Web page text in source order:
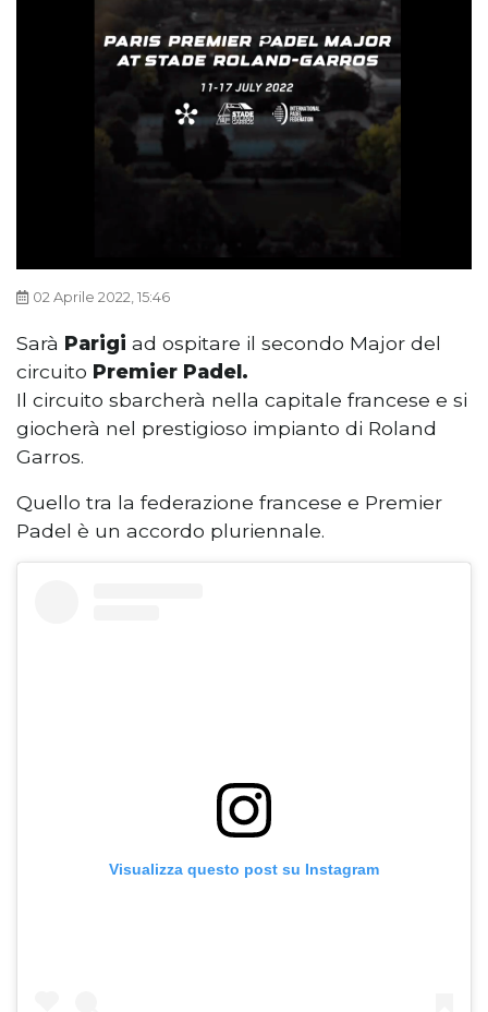
02 Aprile 2022, 15:46
Sarà Parigi ad ospitare il secondo Major del
circuito Premier Padel.
Il circuito sbarcherà nella capitale francese e si
giocherà nel prestigioso impianto di Roland
Garros.
Quello tra la federazione francese e Premier
Padel è un accordo pluriennale.
Visualizza questo post su Instagram